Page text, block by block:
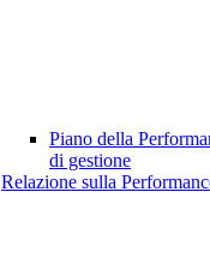
Piano della
di gestione
Relazione sulla